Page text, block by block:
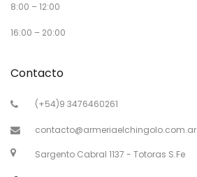
8:00 – 12:00
16:00 – 20:00
Contacto
(+54)9 3476460261
contacto@armeriaelchingolo.com.ar
Sargento Cabral 1137 - Totoras S.Fe